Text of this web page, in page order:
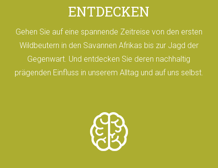
ENTDECKEN
Gehen Sie auf eine spannende Zeitreise von den ersten
Wildbeutern in den Savannen Afrikas bis zur Jagd der
Gegenwart. Und entdecken Sie deren nachhaltig
prägenden Einfluss in unserem Alltag und auf uns selbst.